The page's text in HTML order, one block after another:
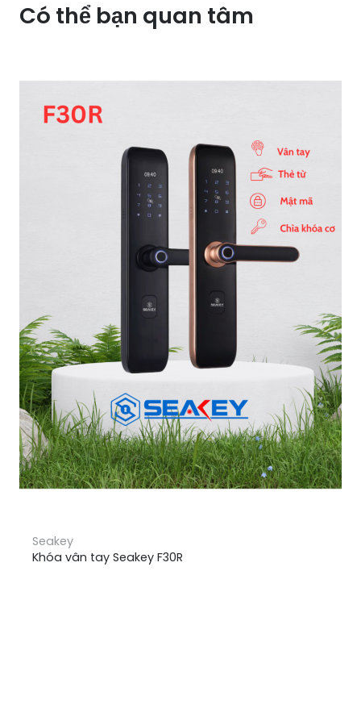
Có thể bạn quan tâm
Seakey
Khóa vân tay Seakey F30R